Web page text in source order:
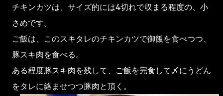
チキンカツは、サイズ的には4切れで収まる程度の、小
さめです。
ご飯は、このスキタレのチキンカツで御飯を食べつつ、
豚スキ肉を食べる。
ある程度豚スキ肉を残して、ご飯を完食して〆にうどん
をタレに絡ませつつ豚肉と頂く。